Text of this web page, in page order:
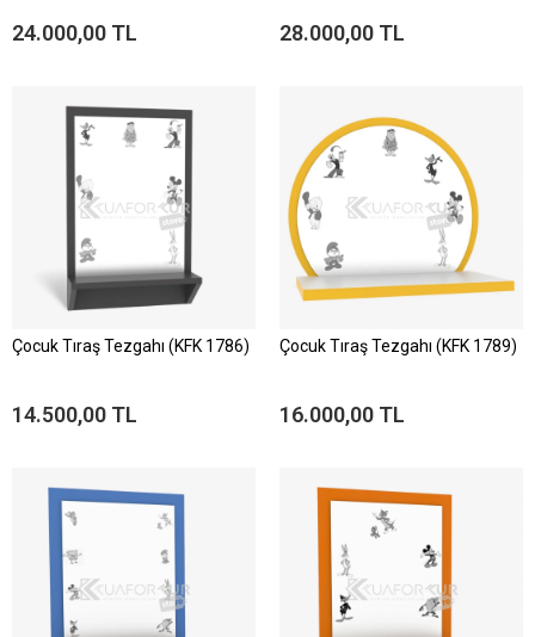
24.000,00 TL 28.000,00 TL
Çocuk Tıraş Tezgahı (KFK 1786)
14.500,00 TL
Çocuk Tıraş Tezgahı (KFK 1789)
16.000,00 TL